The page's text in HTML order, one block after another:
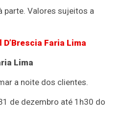
parte. Valores sujeitos a
D’Brescia Faria Lima
Lima
a noite dos clientes.
de dezembro até 1h30 do